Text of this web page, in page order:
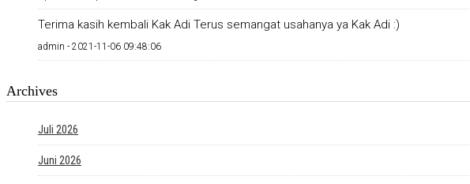
Terima kasih kembali Kak Adi Terus semangat usahanya ya Kak Adi :)
admin - 2021-11-06 09:48:06
Archives
Juli 2026
Juni 2026